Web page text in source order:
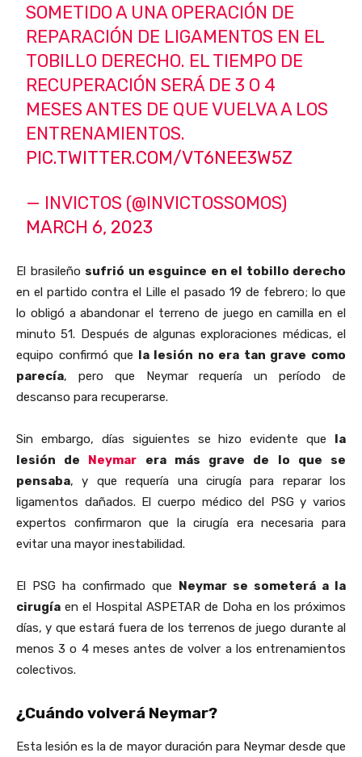
SOMETIDO A UNA OPERACIÓN DE
REPARACIÓN DE LIGAMENTOS EN EL
TOBILLO DERECHO. EL TIEMPO DE
RECUPERACIÓN SERÁ DE 3 O 4
MESES ANTES DE QUE VUELVA A LOS
ENTRENAMIENTOS.
PIC.TWITTER.COM/VT6NEE3W5Z
— INVICTOS (@INVICTOSSOMOS)
MARCH 6, 2023
El brasileño sufrió un esguince en el tobillo derecho
en el partido contra el Lille el pasado 19 de febrero; lo que
lo obligó a abandonar el terreno de juego en camilla en el
minuto 51. Después de algunas exploraciones médicas, el
equipo confirmó que la lesión no era tan grave como
parecía, pero que Neymar requería un período de
descanso para recuperarse.
Sin embargo, días siguientes se hizo evidente que la
lesión de Neymar era más grave de lo que se
pensaba, y que requería una cirugía para reparar los
ligamentos dañados. El cuerpo médico del PSG y varios
expertos confirmaron que la cirugía era necesaria para
evitar una mayor inestabilidad.
El PSG ha confirmado que Neymar se someterá a la
cirugía en el Hospital ASPETAR de Doha en los próximos
días, y que estará fuera de los terrenos de juego durante al
menos 3 o 4 meses antes de volver a los entrenamientos
colectivos.
¿Cuándo volverá Neymar?
Esta lesión es la de mayor duración para Neymar desde que